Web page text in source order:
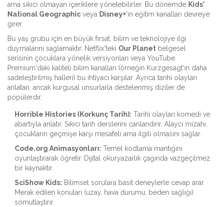
ama sıkıcı olmayan içeriklere yönelebilirler. Bu dönemde Kids'
National Geographic veya Disney+'ın eğitim kanalları devreye
girer.
Bu yaş grubu için en büyük fırsat, bilim ve teknolojiye ilgi
duymalarını sağlamaktır. Netflix'teki Our Planet belgesel
serisinin çocuklara yönelik versiyonları veya YouTube
Premium'daki kaliteli bilim kanalları (örneğin Kurzgesagt'ın daha
sadeleştirilmiş halleri) bu ihtiyacı karşılar. Ayrıca tarihi olayları
anlatan, ancak kurgusal unsurlarla destelenmiş diziler de
popülerdir.
Horrible Histories (Korkunç Tarih): Tarihi olayları komedi ve
abartıyla anlatır. Sıkıcı tarih derslerini canlandırır. Alaycı mizahı,
çocukların geçmişe karşı mesafeli ama ilgili olmasını sağlar.
Code.org Animasyonları: Temel kodlama mantığını
oyunlaştırarak öğretir. Dijital okuryazarlık çağında vazgeçilmez
bir kaynaktır.
SciShow Kids: Bilimsel sorulara basit deneylerle cevap arar.
Merak edilen konuları (uzay, hava durumu, beden sağlığı)
somutlaştırır.